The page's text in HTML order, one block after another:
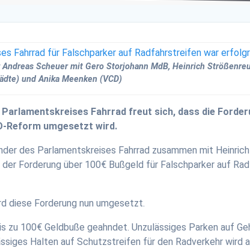
Scheuer mit Gero Storjohann MdB, Heinrich
und Anika Meenken (VCD)
Fahrrad freut sich, dass die
Reform umgesetzt wird.
des Parlamentskreises Fahrrad zusammen mit
Forderung über 100€ Bußgeld für Falschparker auf
diese Forderung nun umgesetzt.
100€ Geldbuße geahndet. Unzulässiges Parken auf
Halten auf Schutzstreifen für den Radverkehr